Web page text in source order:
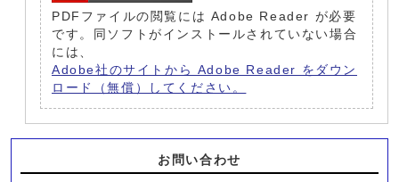
PDFファイルの閲覧には Adobe Reader が必要
です。同ソフトがインストールされていない場合
には、
Adobe社のサイトから Adobe Reader をダウン
ロード（無償）してください。
お問い合わせ